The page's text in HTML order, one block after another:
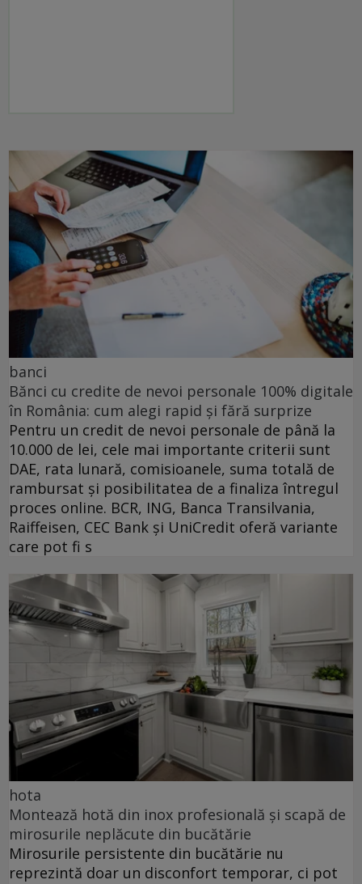
banci
Bănci cu credite de nevoi personale 100% digitale
în România: cum alegi rapid și fără surprize
Pentru un credit de nevoi personale de până la
10.000 de lei, cele mai importante criterii sunt
DAE, rata lunară, comisioanele, suma totală de
rambursat și posibilitatea de a finaliza întregul
proces online. BCR, ING, Banca Transilvania,
Raiffeisen, CEC Bank și UniCredit oferă variante
care pot fi s
hota
Montează hotă din inox profesională și scapă de
mirosurile neplăcute din bucătărie
Mirosurile persistente din bucătărie nu
reprezintă doar un disconfort temporar, ci pot